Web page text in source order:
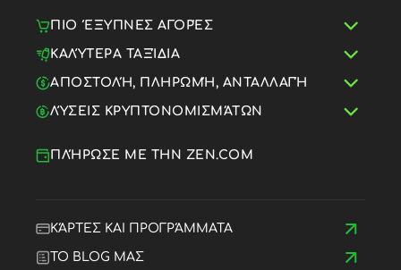
ΚΆΡΤΕΣ ΚΑΙ ΠΡΟΓΡΆΜΜΑΤΑ
ΤΟ BLOG ΜΑΣ
ΠΛΉΡΩΣΕ ΜΕ ΤΗΝ ZEN.COM
ΠΙΟ ΈΞΥΠΝΕΣ ΑΓΟΡΈΣ
ΚΑΛΎΤΕΡΑ ΤΑΞΊΔΙΑ
ΑΠΟΣΤΟΛΉ, ΠΛΗΡΩΜΉ, ΑΝΤΑΛΛΑΓΉ
ΛΎΣΕΙΣ ΚΡΥΠΤΟΝΟΜΙΣΜΆΤΩΝ